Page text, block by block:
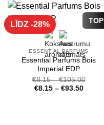
TOP
LĪDZ -28%
ESSENTIAL PARFUMS
Essential Parfums Bois
Imperial EDP
€8.15–€105.00
€8.15– €93.50